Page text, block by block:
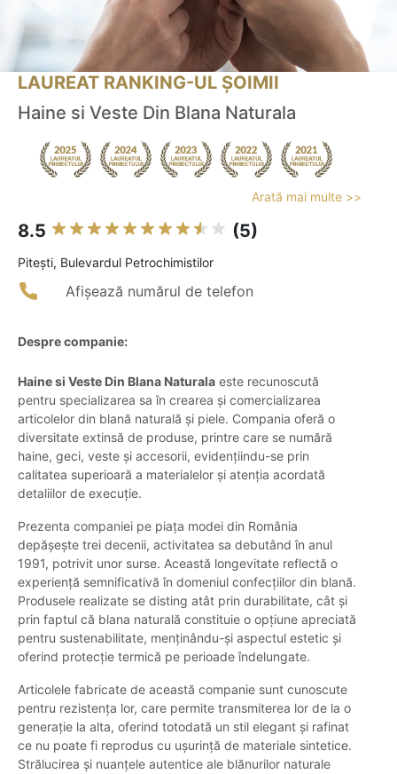
LAUREAT RANKING-UL ȘOIMII
Haine si Veste Din Blana Naturala
Arată mai multe >>
8.5 (5)
Piteşti, Bulevardul Petrochimistilor
Afișează numărul de telefon
Despre companie:
Haine si Veste Din Blana Naturala este recunoscută
pentru specializarea sa în crearea și comercializarea
articolelor din blană naturală și piele. Compania oferă o
diversitate extinsă de produse, printre care se numără
haine, geci, veste și accesorii, evidențiindu-se prin
calitatea superioară a materialelor și atenția acordată
detaliilor de execuție.
Prezenta companiei pe piața modei din România
depășește trei decenii, activitatea sa debutând în anul
1991, potrivit unor surse. Această longevitate reflectă o
experiență semnificativă în domeniul confecțiilor din blană.
Produsele realizate se disting atât prin durabilitate, cât și
prin faptul că blana naturală constituie o opțiune apreciată
pentru sustenabilitate, menținându-și aspectul estetic și
oferind protecție termică pe perioade îndelungate.
Articolele fabricate de această companie sunt cunoscute
pentru rezistența lor, care permite transmiterea lor de la o
generație la alta, oferind totodată un stil elegant și rafinat
ce nu poate fi reprodus cu ușurință de materiale sintetice.
Strălucirea și nuanțele autentice ale blănurilor naturale